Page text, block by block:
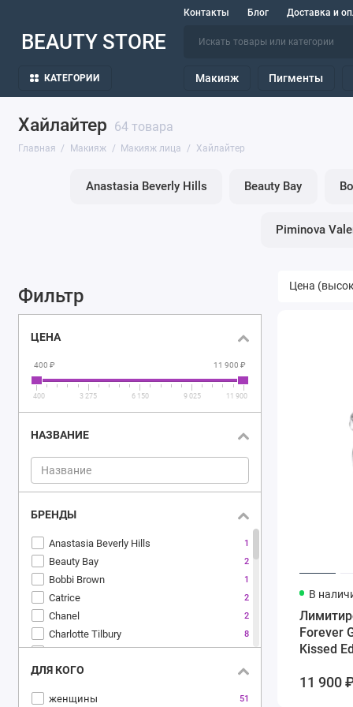
Контакты Блог Доставка и
BEAUTY STORE
КАТЕГОРИИ Макияж Пигменты
Хайлайтер 64 товара
Главная Макияж Макияж лица Хайлайтер
Anastasia Beverly Hills Beauty Bay
Piminova
Фильтр
ЦЕНА
400 ₽ 11 900 ₽
400 3 275 6 150 9 025 11 900
НАЗВАНИЕ
БРЕНДЫ
Anastasia Beverly Hills 1
Beauty Bay 2
Bobbi Brown 1
Catrice 2
Chanel 2
Charlotte Tilbury 8
Divage 2
ДЛЯ КОГО
женщины 51
В
Forever
Kissed
11 900